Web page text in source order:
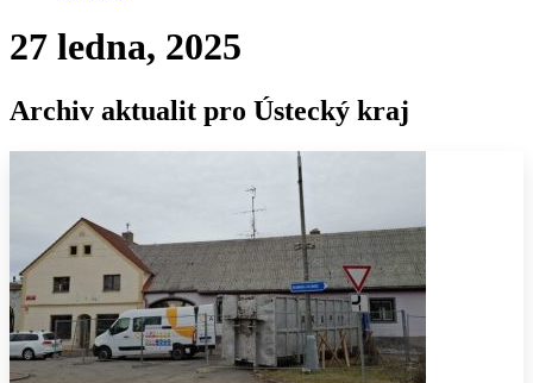
27 ledna, 2025
Archiv aktualit pro Ústecký kraj